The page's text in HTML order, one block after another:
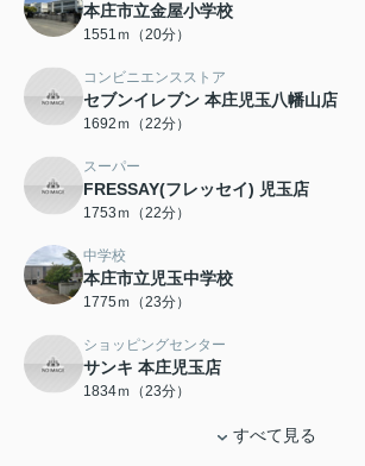
本庄市立金屋小学校
1551ｍ（20分）
コンビニエンスストア
セブンイレブン 本庄児玉八幡山店
1692ｍ（22分）
スーパー
FRESSAY(フレッセイ) 児玉店
1753ｍ（22分）
中学校
本庄市立児玉中学校
1775ｍ（23分）
ショッピングセンター
サンキ 本庄児玉店
1834ｍ（23分）
すべて見る